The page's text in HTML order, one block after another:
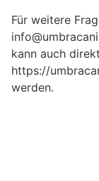
Für weitere
kann auch
https://
werden.